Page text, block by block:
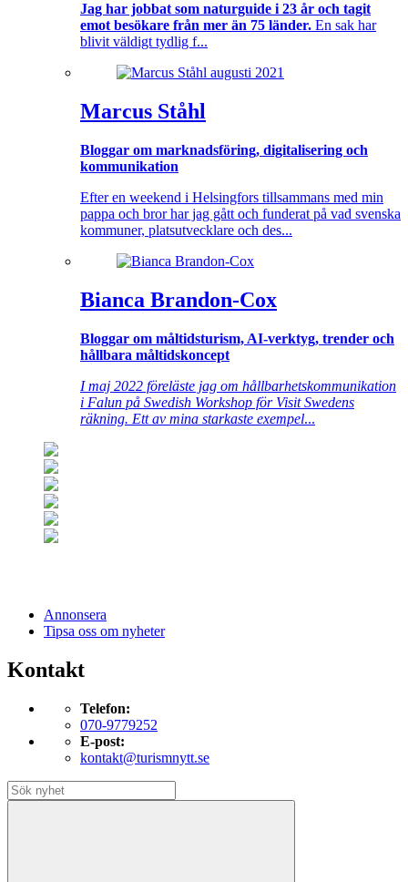
Jag har jobbat som naturguide i 23 år och tagit
emot besökare från mer än 75 länder. En sak har
blivit väldigt tydlig f...
Marcus Ståhl
Bloggar om marknadsföring, digitalisering och
kommunikation
Efter en weekend i Helsingfors tillsammans med min
pappa och bror har jag gått och funderat på vad svenska
kommuner, platsutvecklare och des...
Bianca Brandon-Cox
Bloggar om måltidsturism, AI-verktyg, trender och
hållbara måltidskoncept
I maj 2022 föreläste jag om hållbarhetskommunikation
i Falun på Swedish Workshop för Visit Swedens
räkning. Ett av mina starkaste exempel...
Annonsera
Tipsa oss om nyheter
Kontakt
Telefon:
070-9779252
E-post:
kontakt@turismnytt.se